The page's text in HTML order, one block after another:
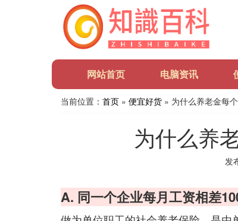
网站首页 电脑资讯
当前位置： 首页 » 便宜好货 » 为什么养老金每
为什么养
发
A. 同一个企业每月工资相差